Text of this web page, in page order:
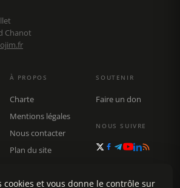
Chanot
À PROPOS
Charte
Mentions légales
Nous contacter
Plan du site
SOUTENIR
Faire un don
NOUS SUIVRE
cookies et vous donne le contrôle sur